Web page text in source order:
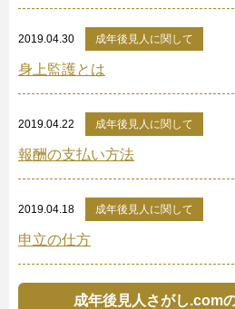
2019.04.30 成年後見人に関して
身上監護とは
2019.04.22 成年後見人に関して
報酬の支払い方法
2019.04.18 成年後見人に関して
申立の仕方
成年後見人さがし.com